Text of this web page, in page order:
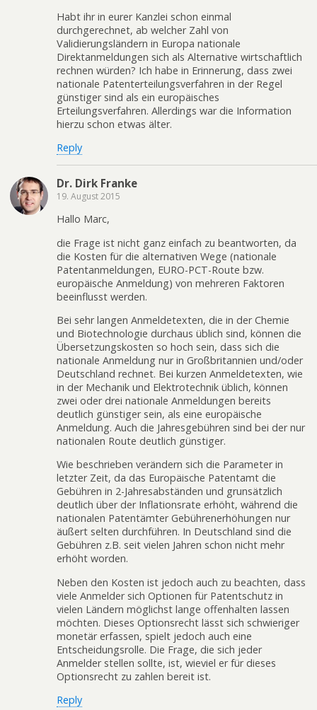
Habt ihr in eurer Kanzlei schon einmal
durchgerechnet, ab welcher Zahl von
Validierungsländern in Europa nationale
Direktanmeldungen sich als Alternative wirtschaftlich
rechnen würden? Ich habe in Erinnerung, dass zwei
nationale Patenterteilungsverfahren in der Regel
günstiger sind als ein europäisches
Erteilungsverfahren. Allerdings war die Information
hierzu schon etwas älter.
Reply
Dr. Dirk Franke
19. August 2015
Hallo Marc,
die Frage ist nicht ganz einfach zu beantworten, da
die Kosten für die alternativen Wege (nationale
Patentanmeldungen, EURO-PCT-Route bzw.
europäische Anmeldung) von mehreren Faktoren
beeinflusst werden.
Bei sehr langen Anmeldetexten, die in der Chemie
und Biotechnologie durchaus üblich sind, können die
Übersetzungskosten so hoch sein, dass sich die
nationale Anmeldung nur in Großbritannien und/oder
Deutschland rechnet. Bei kurzen Anmeldetexten, wie
in der Mechanik und Elektrotechnik üblich, können
zwei oder drei nationale Anmeldungen bereits
deutlich günstiger sein, als eine europäische
Anmeldung. Auch die Jahresgebühren sind bei der nur
nationalen Route deutlich günstiger.
Wie beschrieben verändern sich die Parameter in
letzter Zeit, da das Europäische Patentamt die
Gebühren in 2-Jahresabständen und grunsätzlich
deutlich über der Inflationsrate erhöht, während die
nationalen Patentämter Gebührenerhöhungen nur
äußert selten durchführen. In Deutschland sind die
Gebühren z.B. seit vielen Jahren schon nicht mehr
erhöht worden.
Neben den Kosten ist jedoch auch zu beachten, dass
viele Anmelder sich Optionen für Patentschutz in
vielen Ländern möglichst lange offenhalten lassen
möchten. Dieses Optionsrecht lässt sich schwieriger
monetär erfassen, spielt jedoch auch eine
Entscheidungsrolle. Die Frage, die sich jeder
Anmelder stellen sollte, ist, wieviel er für dieses
Optionsrecht zu zahlen bereit ist.
Reply